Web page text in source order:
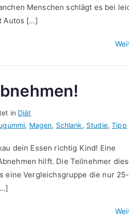
Menschen schlägt es bei
Autos […]
in Diät
, Magen, Schlank, Studie,Tipp
dein Essen richtig Kind! Eine
hilft. Die Teilnehmer
eine Vergleichsgruppe die nur